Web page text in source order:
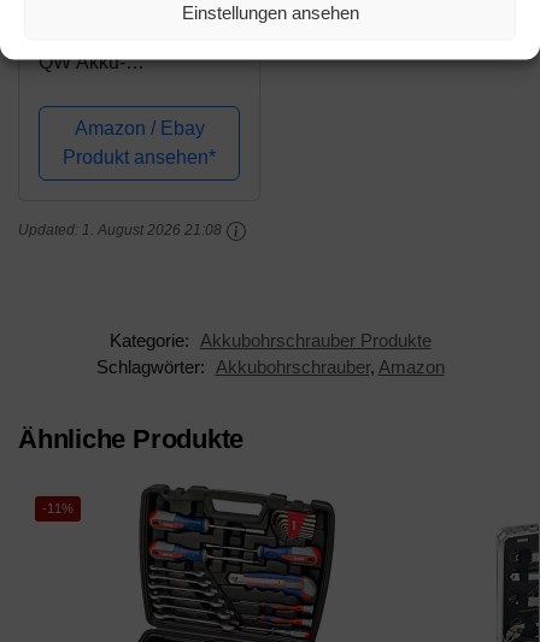
Einstellungen ansehen
QW Akku-
Ah, Schwarz/Gelb
Amazon / Ebay
Produkt ansehen*
Updated: 1. August 2026 21:08
Kategorie:
Akkubohrschrauber Produkte
Schlagwörter:
Akkubohrschrauber, Amazon
Ähnliche Produkte
-11%